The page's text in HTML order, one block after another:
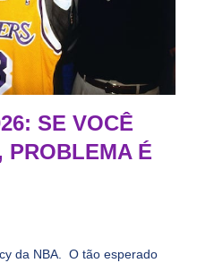
SE VOCÊ
PROBLEMA É
da NBA. O tão esperado